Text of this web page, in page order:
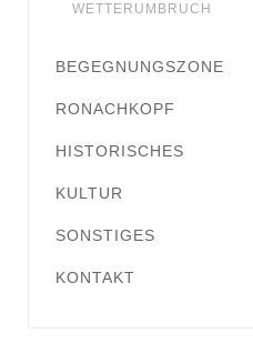
WETTERUMBRUCH
BEGEGNUNGSZONE
RONACHKOPF
HISTORISCHES
KULTUR
SONSTIGES
KONTAKT